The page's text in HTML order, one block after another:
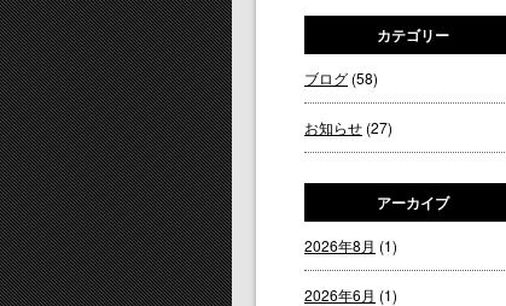
カテゴリー
ブログ (58)
お知らせ (27)
アーカイブ
2026年8月 (1)
2026年6月 (1)